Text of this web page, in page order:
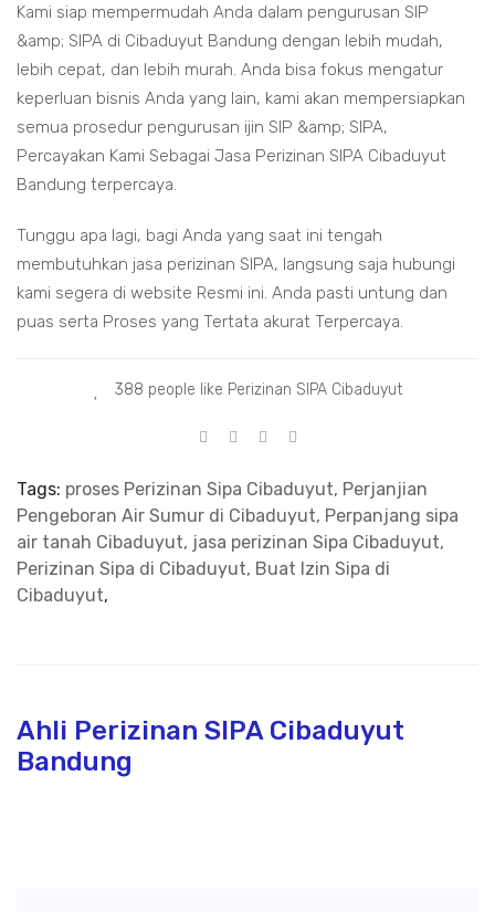
Kami siap mempermudah Anda dalam pengurusan SIP
&amp; SIPA di Cibaduyut Bandung dengan lebih mudah,
lebih cepat, dan lebih murah. Anda bisa fokus mengatur
keperluan bisnis Anda yang lain, kami akan mempersiapkan
semua prosedur pengurusan ijin SIP &amp; SIPA,
Percayakan Kami Sebagai Jasa Perizinan SIPA Cibaduyut
Bandung terpercaya.
Tunggu apa lagi, bagi Anda yang saat ini tengah
membutuhkan jasa perizinan SIPA, langsung saja hubungi
kami segera di website Resmi ini. Anda pasti untung dan
puas serta Proses yang Tertata akurat Terpercaya.
388 people like Perizinan SIPA Cibaduyut
Tags: proses Perizinan Sipa Cibaduyut, Perjanjian
Pengeboran Air Sumur di Cibaduyut, Perpanjang sipa
air tanah Cibaduyut, jasa perizinan Sipa Cibaduyut,
Perizinan Sipa di Cibaduyut, Buat Izin Sipa di
Cibaduyut,
Ahli Perizinan SIPA Cibaduyut
Bandung